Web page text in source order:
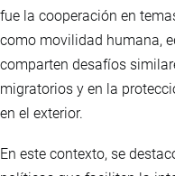
fue la cooperación en
como movilidad humana,
comparten desafíos
migratorios y en la
en el exterior.
En este contexto, se